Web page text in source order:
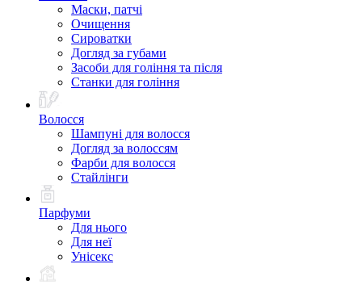
Маски, патчі
Очищення
Сироватки
Догляд за губами
Засоби для гоління та після
Станки для гоління
Волосся
Шампуні для волосся
Догляд за волоссям
Фарби для волосся
Стайлінги
Парфуми
Для нього
Для неї
Унісекс